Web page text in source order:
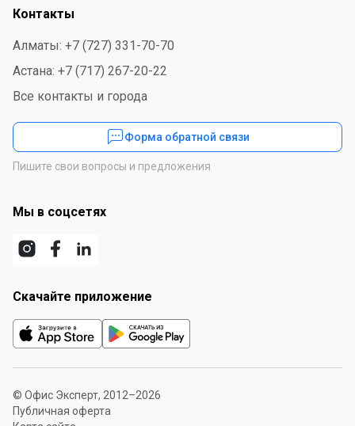
Контакты
Алматы: +7 (727) 331-70-70
Астана: +7 (717) 267-20-22
Все контакты и города
Форма обратной связи
Пишите свои вопросы и предложения
Мы в соцсетях
Скачайте приложение
© Офис Эксперт, 2012–2026
Публичная оферта